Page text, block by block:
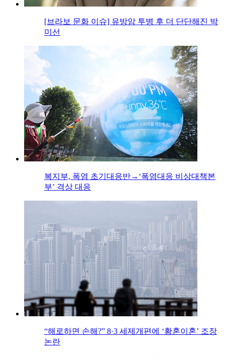
[브라보 문화 이슈] 유방암 투병 후 더 단단해진 박
미선
복지부, 폭염 초기대응반→‘폭염대응 비상대책본
부’ 격상 대응
“해로하면 손해?” 8·3 세제개편에 ‘황혼이혼’ 조장
논란